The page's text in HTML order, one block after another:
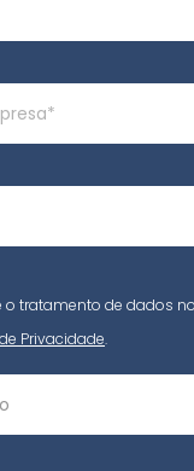
tratamento de dados
Privacidade.